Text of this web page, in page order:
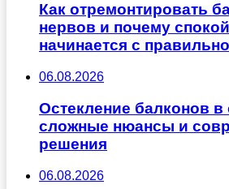
Как отремонтировать
нервов и почему
начинается с
06.08.2026
Остекление балконов в
сложные нюансы и
решения
06.08.2026